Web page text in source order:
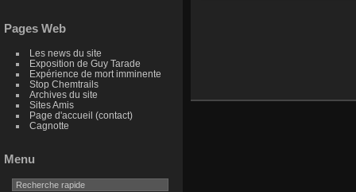
Pages Web
Les news du site
Exposition de Guy Tarade
Expérience de mort imminente
Stop Chemtrails
Archives du site
Sites Amis
Page d'accueil (contact)
Cagnotte
Menu